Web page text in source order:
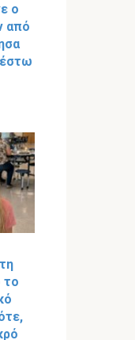
ο
από
έστω
το